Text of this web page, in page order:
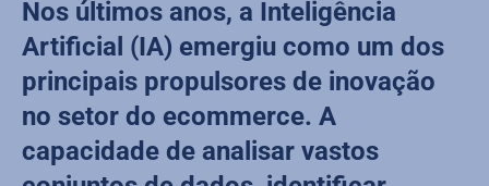
Nos últimos anos, a Inteligência
Artificial (IA) emergiu como um dos
principais propulsores de inovação
no setor do ecommerce. A
capacidade de analisar vastos